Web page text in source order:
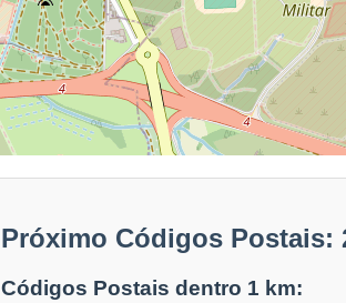
Próximo Códigos Postais:
Códigos Postais dentro 1 km: